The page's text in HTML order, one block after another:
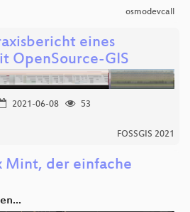
osmodevcall
eines
OpenSource-GIS
2021-06-08
53
FOSSGIS 2021
Mint, der einfache